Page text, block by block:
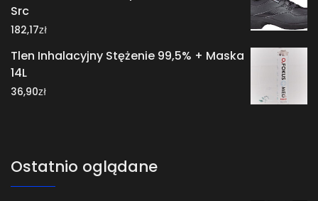
Src
182,17zł
Tlen Inhalacyjny Stężenie 99,5% + Maska
14L
36,90zł
Ostatnio oglądane